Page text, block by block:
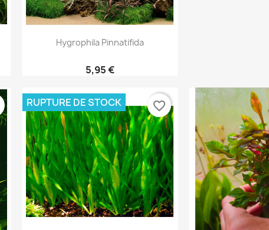
 Aperçu rapide
Hygrophila Pinnatifida
5,95 €
RUPTURE DE STOCK favorite_border